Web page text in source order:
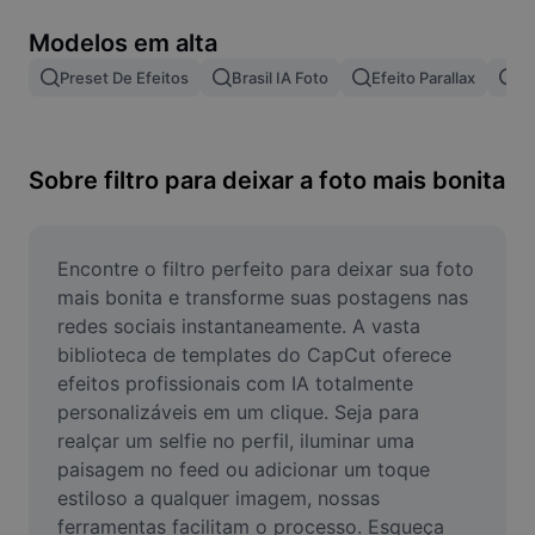
Mesclar imagens
Redimensionar Imagem
Criador de Memes
AI Text Remover
AI People Remover
AI Inpainting
Face Cutout
Modelos em alta
Preset De Efeitos Brasil IA Foto Efeito Parallax
Sobre filtro para deixar a foto mais bonita
Encontre o filtro perfeito para deixar sua foto
mais bonita e transforme suas postagens nas
redes sociais instantaneamente. A vasta
biblioteca de templates do CapCut oferece
efeitos profissionais com IA totalmente
personalizáveis em um clique. Seja para
realçar um selfie no perfil, iluminar uma
paisagem no feed ou adicionar um toque
estiloso a qualquer imagem, nossas
ferramentas facilitam o processo. Esqueça